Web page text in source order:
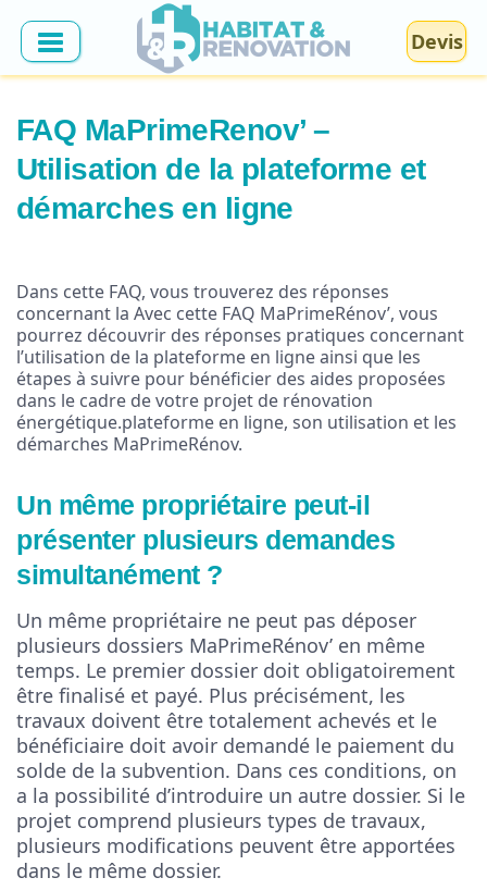
Devis
FAQ MaPrimeRenov’ –
Utilisation de la plateforme et
démarches en ligne
Dans cette FAQ, vous trouverez des réponses
concernant la Avec cette FAQ MaPrimeRénov’, vous
pourrez découvrir des réponses pratiques concernant
l’utilisation de la plateforme en ligne ainsi que les
étapes à suivre pour bénéficier des aides proposées
dans le cadre de votre projet de rénovation
énergétique.plateforme en ligne, son utilisation et les
démarches MaPrimeRénov.
Un même propriétaire peut-il
présenter plusieurs demandes
simultanément ?
Un même propriétaire ne peut pas déposer
plusieurs dossiers MaPrimeRénov’ en même
temps. Le premier dossier doit obligatoirement
être finalisé et payé. Plus précisément, les
travaux doivent être totalement achevés et le
bénéficiaire doit avoir demandé le paiement du
solde de la subvention. Dans ces conditions, on
a la possibilité d’introduire un autre dossier. Si le
projet comprend plusieurs types de travaux,
plusieurs modifications peuvent être apportées
dans le même dossier.